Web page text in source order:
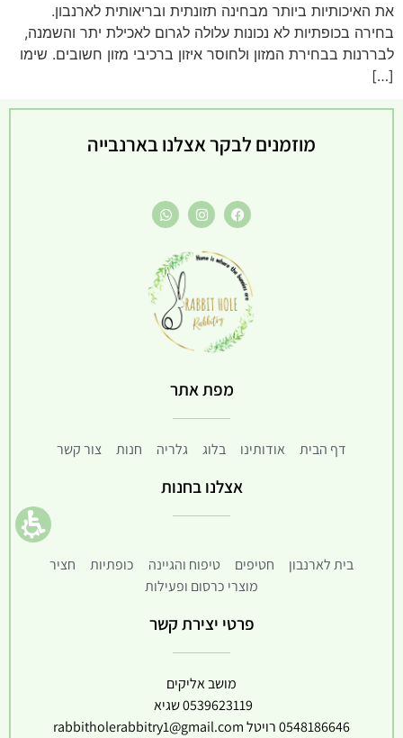
את האיכותיות ביותר מבחינה תזונתית ובריאותית לארנבון.
בחירה בכופתיות לא נכונות עלולה לגרום לאכילת יתר והשמנה,
לבררנות בבחירת המזון ולחוסר איזון ברכיבי מזון חשובים. שימו
[…]
מוזמנים לבקר אצלנו בארנבייה
מפת אתר
דף הבית אודותינו בלוג גלריה חנות צור קשר
אצלנו בחנות
בית לארנבון חטיפים טיפוח והגיינה כופתיות
חציר
מוצרי כרסום ופעילות
פרטי יצירת קשר
מושב אליקים
0539623119שגיא
0548186646רויטלrabbitholerabbitry1@gmail.com